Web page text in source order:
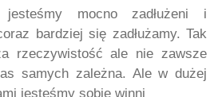
jesteśmy mocno zadłużeni i
bardziej się zadłużamy. Tak
rzeczywistość ale nie zawsze
samych zależna. Ale w dużej
jesteśmy sobie winni